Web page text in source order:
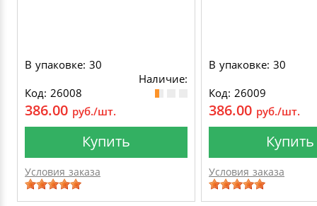
В упаковке: 30
Наличие:
Код: 26008
386.00 руб./шт.
Купить
Условия заказа
В упаковке: 30
Код: 26009
386.00 руб./шт.
Купить
Условия заказа